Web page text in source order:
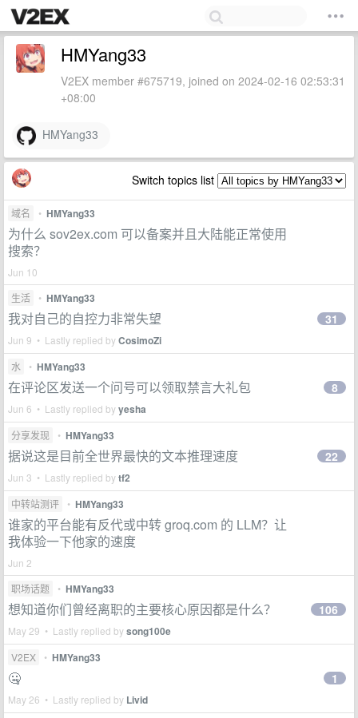
HMYang33
V2EX member #675719, joined on 2024-02-16 02:53:31
+08:00
HMYang33
Switch topics list
域名 • HMYang33
为什么 sov2ex.com 可以备案并且大陆能正常使用
搜索？
Jun 10
生活
• HMYang33
我对自己的自控力非常失望
Jun 9 • Lastly replied byCosimoZi
31
水 • HMYang33
在评论区发送一个问号可以领取禁言大礼包
Jun 6 • Lastly replied byyesha
8
分享发现 • HMYang33
据说这是目前全世界最快的文本推理速度
Jun 3 • Lastly replied bytf2
22
中转站测评 • HMYang33
谁家的平台能有反代或中转 groq.com 的 LLM？让
我体验一下他家的速度
Jun 2
职场话题
• HMYang33
想知道你们曾经离职的主要核心原因都是什么？
May 29 • Lastly replied bysong100e
106
V2EX • HMYang33
🤐
May 26 • Lastly replied by Livid
1